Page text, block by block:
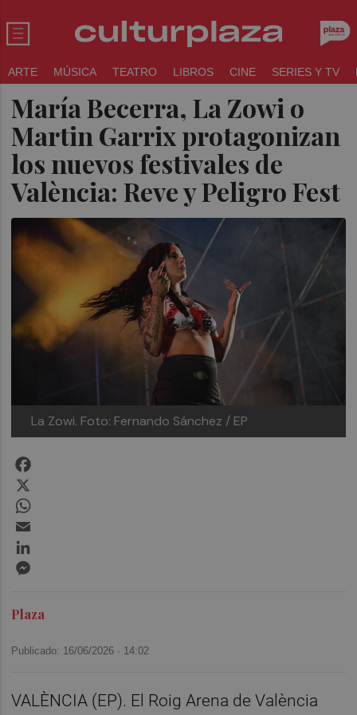
ARTE MÚSICA TEATRO LIBROS CINE SERIES Y TV
María Becerra, La Zowi o
Martin Garrix protagonizan
los nuevos festivales de
València: Reve y Peligro Fest
La Zowi. Foto: Fernando Sánchez / EP
Plaza
Publicado: 16/06/2026 · 14:02
VALÈNCIA (EP). El Roig Arena de València